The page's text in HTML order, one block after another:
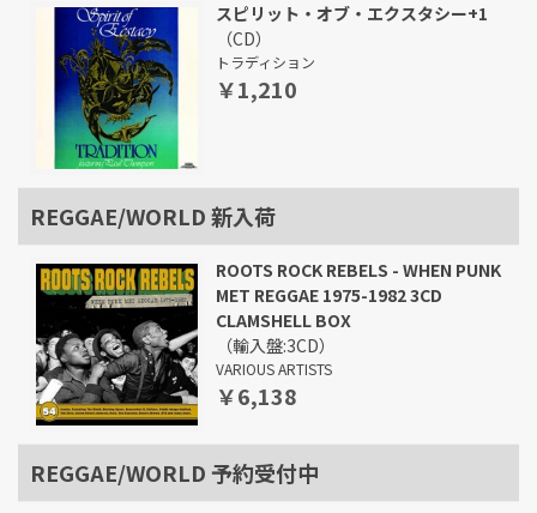
スピリット・オブ・エクスタシー+1
（CD）
トラディション
￥1,210
REGGAE/WORLD 新入荷
ROOTS ROCK REBELS - WHEN PUNK
MET REGGAE 1975-1982 3CD
CLAMSHELL BOX
（輸入盤:3CD）
VARIOUS ARTISTS
￥6,138
REGGAE/WORLD 予約受付中